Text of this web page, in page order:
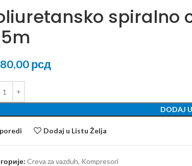
spiralno
рсд
DODAJ
Dodaj u Listu Želja
Creva za vazduh, Kompresori